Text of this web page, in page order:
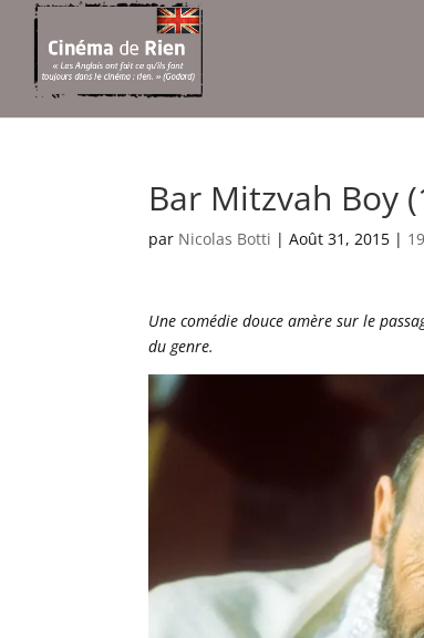
Bar Mitzvah Boy
par Nicolas Botti |Août 31, 2015 |
Une comédie douce amère sur le
du genre.